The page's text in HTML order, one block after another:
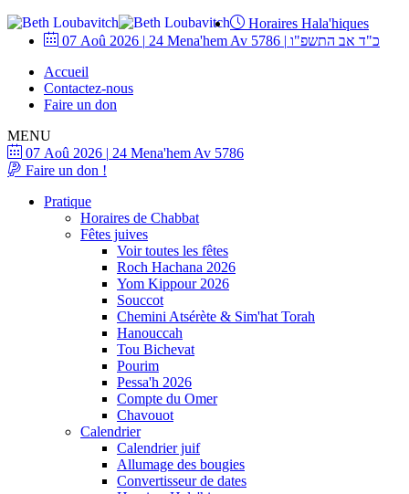
Horaires Hala'hiques
07 Aoû 2026 | 24 Mena'hem Av 5786 | כ"ד אב התשפ"ו
Accueil
Contactez-nous
Faire un don
MENU
07 Aoû 2026 | 24 Mena'hem Av 5786
Faire un don !
Pratique
Horaires de Chabbat
Fêtes juives
Voir toutes les fêtes
Roch Hachana 2026
Yom Kippour 2026
Souccot
Chemini Atsérète & Sim'hat Torah
Hanouccah
Tou Bichevat
Pourim
Pessa'h 2026
Compte du Omer
Chavouot
Calendrier
Calendrier juif
Allumage des bougies
Convertisseur de dates